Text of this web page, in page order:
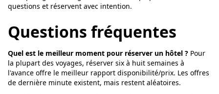
questions et réservent avec intention.
Questions fréquentes
Quel est le meilleur moment pour réserver un hôtel ? Pour
la plupart des voyages, réserver six à huit semaines à
l'avance offre le meilleur rapport disponibilité/prix. Les offres
de dernière minute existent, mais restent aléatoires.